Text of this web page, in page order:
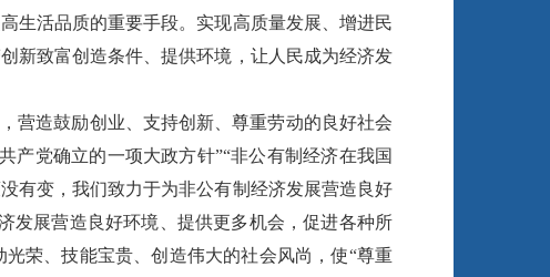
活品质的重要手段。实现高质量发展、增进民
新致富创造条件、提供环境，让人民成为经济发
造鼓励创业、支持创新、尊重劳动的良好社会
产党确立的一项大政方针”“非公有制经济在我国
有变，我们致力于为非公有制经济发展营造良好
发展营造良好环境、提供更多机会，促进各种所
荣、技能宝贵、创造伟大的社会风尚，使“尊重